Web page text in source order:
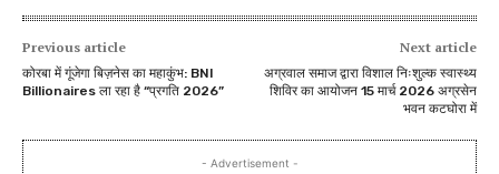
Previous article
कोरबा में गूंजेगा बिज़नेस का महाकुंभ: BNI
Billionaires ला रहा है “प्रगति 2026”
Next article
अग्रवाल समाज द्वारा विशाल निःशुल्क स्वास्थ्य
शिविर का आयोजन 15 मार्च 2026 अग्रसेन
भवन कटघोरा में
- Advertisement -